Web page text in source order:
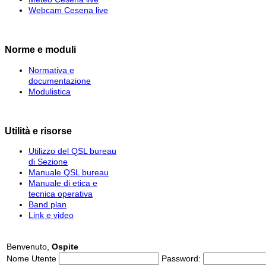
Webcam Cesena live
Norme e moduli
Normativa e
documentazione
Modulistica
Utilità e risorse
Utilizzo del QSL bureau
di Sezione
Manuale QSL bureau
Manuale di etica e
tecnica operativa
Band plan
Link e video
Benvenuto, Ospite
Nome Utente
Password: